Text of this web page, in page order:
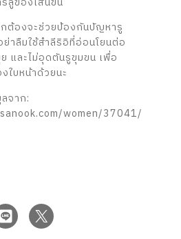
ต้องจะช่วยป้องกันปัญหารู
าลืมใช้สำลีริอิที่อ่อนโยนต่อ
และไม่อุดตันรูขุมขน เพื่อ
ใบหน้าด้วยนะ
จาก:
women/37041/
on LINEShare on X